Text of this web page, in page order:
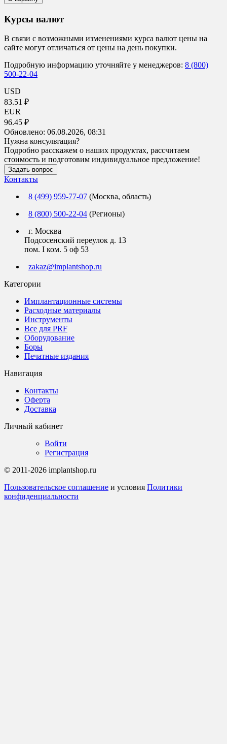
Курсы валют
В связи с возможными изменениями курса валют цены на
сайте могут отличаться от цены на день покупки.
Подробную информацию уточняйте у менеджеров: 8 (800)
500-22-04
USD
83.51 ₽
EUR
96.45 ₽
Обновлено: 06.08.2026, 08:31
Нужна консультация?
Подробно расскажем о наших продуктах, рассчитаем
стоимость и подготовим индивидуальное предложение!
Задать вопрос
Контакты
8 (499) 959-77-07 (Москва, область)
8 (800) 500-22-04 (Регионы)
г. Москва
Подсосенский переулок д. 13
пом. I ком. 5 оф 53
zakaz@implantshop.ru
Категории
Имплантационные системы
Расходные материалы
Инструменты
Все для PRF
Оборудование
Боры
Печатные издания
Навигация
Контакты
Оферта
Доставка
Личный кабинет
Войти
Регистрация
© 2011-2026 implantshop.ru
Пользовательское соглашение и условия Политики
конфиденциальности